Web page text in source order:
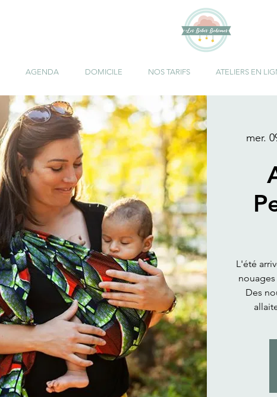
AGENDA DOMICILE NOS TARIFS ATELIERS EN
mer.
L'été
Des